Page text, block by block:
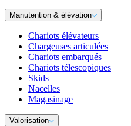
Manutention & élévation
Chariots élévateurs
Chargeuses articulées
Chariots embarqués
Chariots télescopiques
Skids
Nacelles
Magasinage
Valorisation